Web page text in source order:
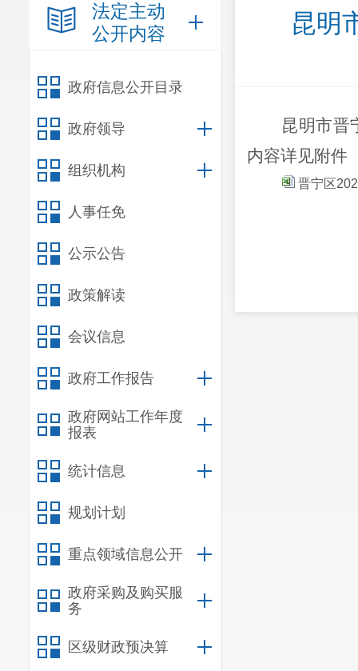
法定主动
公开内容
政府信息公开目录
政府领导
组织机构
人事任免
公示公告
政策解读
会议信息
政府工作报告
政府网站工作年度
报表
统计信息
规划计划
重点领域信息公开
政府采购及购买服
务
区级财政预决算
昆明
昆明市晋
内容详见附件
晋宁区